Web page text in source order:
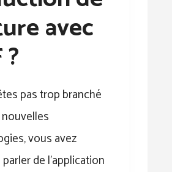
avec
pas trop branché
vous avez
de l’application